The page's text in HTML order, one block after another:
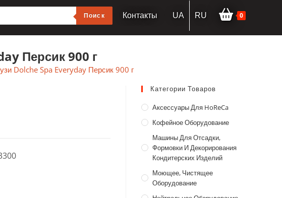
Поиск Контакты UA RU 0
Персик 900 г
Dolche Spa Everyday Персик 900 г
Категории Товаров
Аксессуары Для HoReCa
Кофейное Оборудование
Машины Для Отсадки,
Формовки И Декорирования
Кондитерских Изделий
Моющее, Чистящее
Оборудование